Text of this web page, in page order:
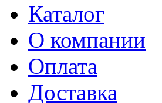
Каталог
О компании
Оплата
Доставка